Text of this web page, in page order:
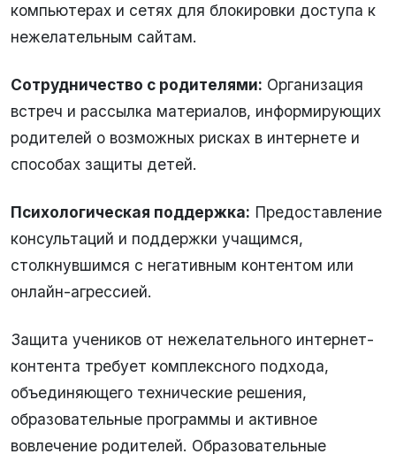
компьютерах и сетях для блокировки доступа к
нежелательным сайтам.
Сотрудничество с родителями: Организация
встреч и рассылка материалов, информирующих
родителей о возможных рисках в интернете и
способах защиты детей.
Психологическая поддержка: Предоставление
консультаций и поддержки учащимся,
столкнувшимся с негативным контентом или
онлайн-агрессией.
Защита учеников от нежелательного интернет-
контента требует комплексного подхода,
объединяющего технические решения,
образовательные программы и активное
вовлечение родителей. Образовательные